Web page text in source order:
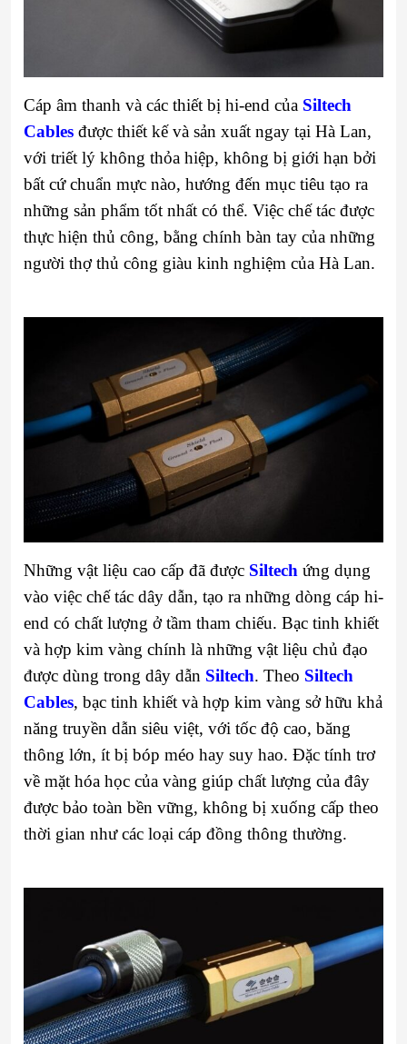
Cáp âm thanh và các thiết bị hi-end của Siltech
Cables được thiết kế và sản xuất ngay tại Hà Lan,
với triết lý không thỏa hiệp, không bị giới hạn bởi
bất cứ chuẩn mực nào, hướng đến mục tiêu tạo ra
những sản phẩm tốt nhất có thể. Việc chế tác được
thực hiện thủ công, bằng chính bàn tay của những
người thợ thủ công giàu kinh nghiệm của Hà Lan.
Những vật liệu cao cấp đã được Siltech ứng dụng
vào việc chế tác dây dẫn, tạo ra những dòng cáp hi-
end có chất lượng ở tầm tham chiếu. Bạc tinh khiết
và hợp kim vàng chính là những vật liệu chủ đạo
được dùng trong dây dẫn Siltech. Theo Siltech
Cables, bạc tinh khiết và hợp kim vàng sở hữu khả
năng truyền dẫn siêu việt, với tốc độ cao, băng
thông lớn, ít bị bóp méo hay suy hao. Đặc tính trơ
về mặt hóa học của vàng giúp chất lượng của đây
được bảo toàn bền vững, không bị xuống cấp theo
thời gian như các loại cáp đồng thông thường.